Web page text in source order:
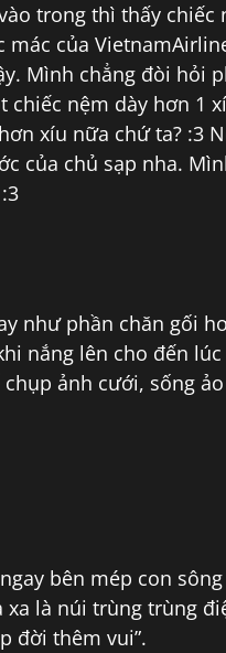
trong thì thấy chiếc
của
Mình chẳng đòi hỏi
nệm dày hơn 1
xíu nữa chứ ta? :3
của chủ sạp nha.
như phần chăn gối
nắng lên cho đến
ảnh cưới, sống
bên mép con
là núi trùng trùng
đời thêm vui”.